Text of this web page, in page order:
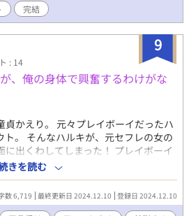
完結
9
: 14
、俺の身体で興奮するわけがな
貞かえり。 元々プレイボーイだったハ
ト。 そんなハルキが、元セフレの女の
出くわしてしまった！ プレイボーイ
で我慢してくれているんだ……と、若
をしていたものだから、「俺、男だ
しいなら、いいよ」と心にもないこと
んなのハルキは面白くない！ 自分の
きを読む
数 6,719 最終更新日 2024.12.10 登録日 2024.12.10